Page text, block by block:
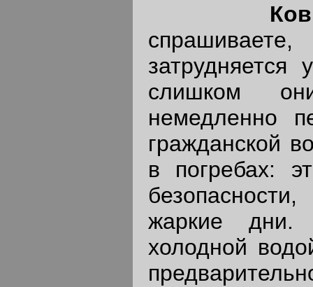
слишком
немедленно
гражданской
в погребах:
жаркие дни.
холодной